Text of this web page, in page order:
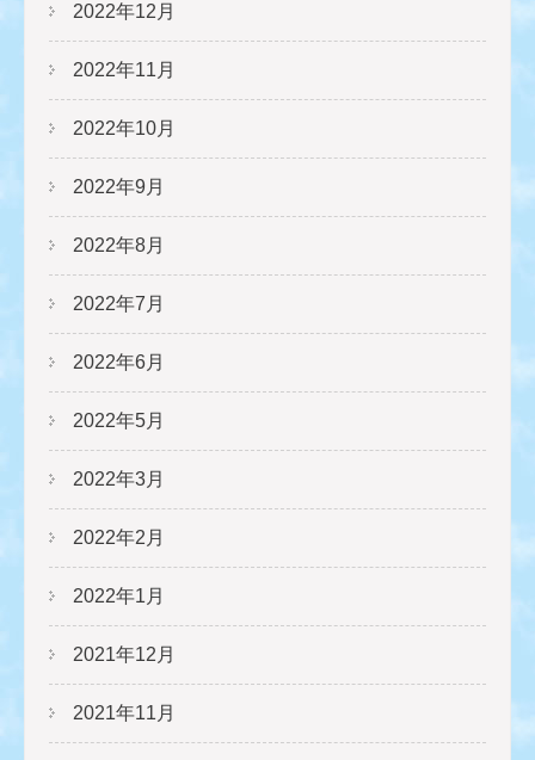
2022年12月
2022年11月
2022年10月
2022年9月
2022年8月
2022年7月
2022年6月
2022年5月
2022年3月
2022年2月
2022年1月
2021年12月
2021年11月